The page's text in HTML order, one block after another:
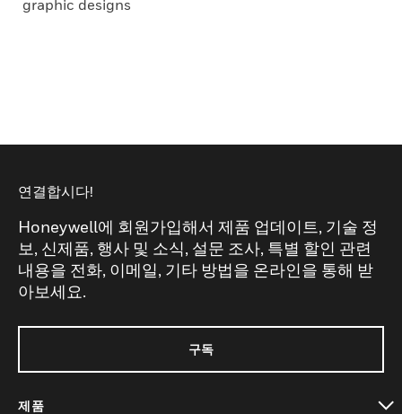
graphic designs
연결합시다!
Honeywell에 회원가입해서 제품 업데이트, 기술 정
보, 신제품, 행사 및 소식, 설문 조사, 특별 할인 관련
내용을 전화, 이메일, 기타 방법을 온라인을 통해 받
아보세요.
구독
제품